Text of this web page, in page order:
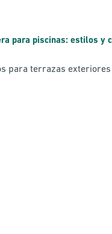
para piscinas: estilos y